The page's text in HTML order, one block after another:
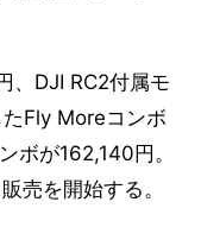
、DJI RC2付属モ
Fly Moreコンボ
ボが162,140円。
売を開始する。